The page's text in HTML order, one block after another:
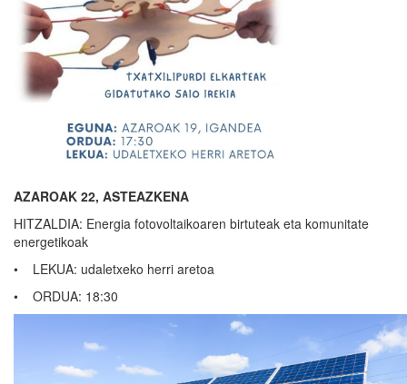
AZAROAK 22, ASTEAZKENA
HITZALDIA: Energia fotovoltaikoaren birtuteak eta komunitate
energetikoak
• LEKUA: udaletxeko herri aretoa
• ORDUA: 18:30